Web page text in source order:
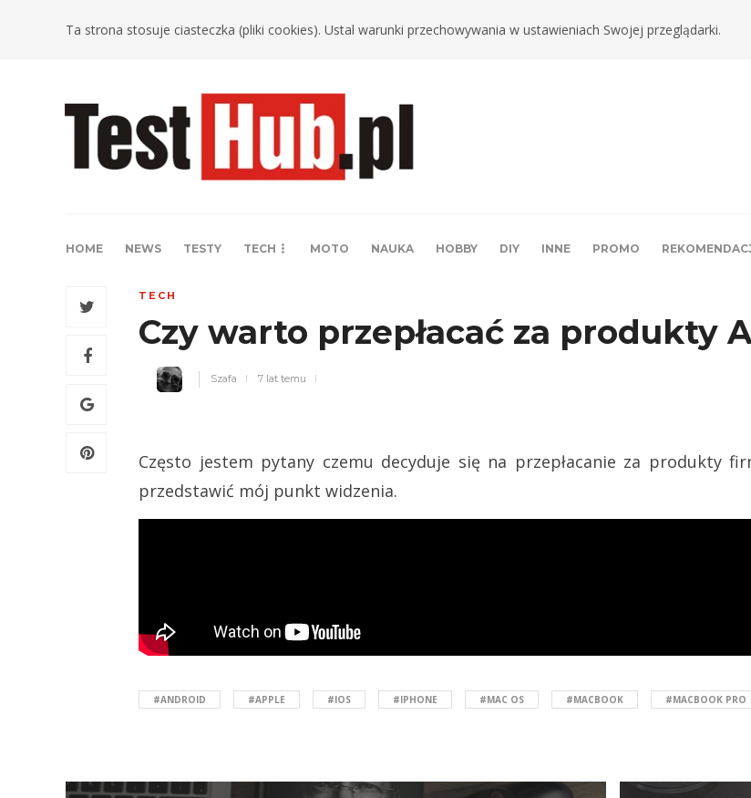
Ta strona stosuje ciasteczka (pliki cookies). Ustal warunki przechowywania w ustawieniach Swojej przeglądarki.
HOME NEWS TESTY TECH MOTO NAUKA HOBBY DIY INNE PROMO
TECH
Czy warto przepłacać za produkty
Szafa 7 lat temu
Często jestem pytany czemu decyduje się na przepłacanie za produkty
przedstawić mój punkt widzenia.
#ANDROID #APPLE #IOS #IPHONE #MAC OS #MACBOOK #MACBOOK PRO